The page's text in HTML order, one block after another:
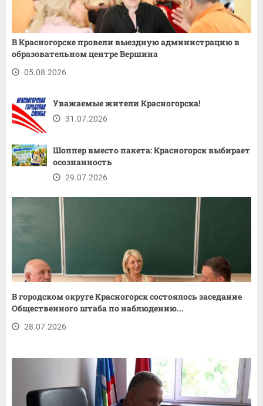
В Красногорске провели выездную администрацию в
образовательном центре Вершина
05.08.2026
Уважаемые жители Красногорска!
31.07.2026
Шоппер вместо пакета: Красногорск выбирает
осознанность
29.07.2026
В городском округе Красногорск состоялось заседание
Общественного штаба по наблюдению...
28.07.2026